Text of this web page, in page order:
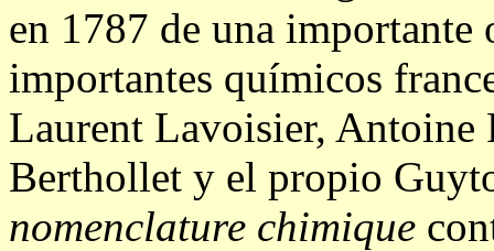
en 1787 de una
importantes químicos
Laurent Lavoisier, Antoine
Berthollet y el propio
nomenclature chimique